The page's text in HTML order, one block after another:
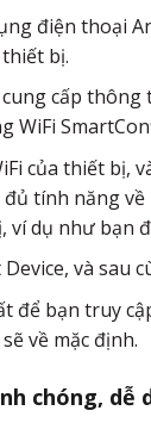
điện thoại
bị.
cấp
WiFi
của thiết bị,
tính năng
ví dụ như bạn
và sau
để bạn truy
về mặc định.
chóng, dễ